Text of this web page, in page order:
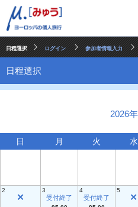
日程選択 ログイン 参加者情報入力
日程選択
2026
日 月 火 水
2
✕
3
受付終了
4
受付終了
5
✕